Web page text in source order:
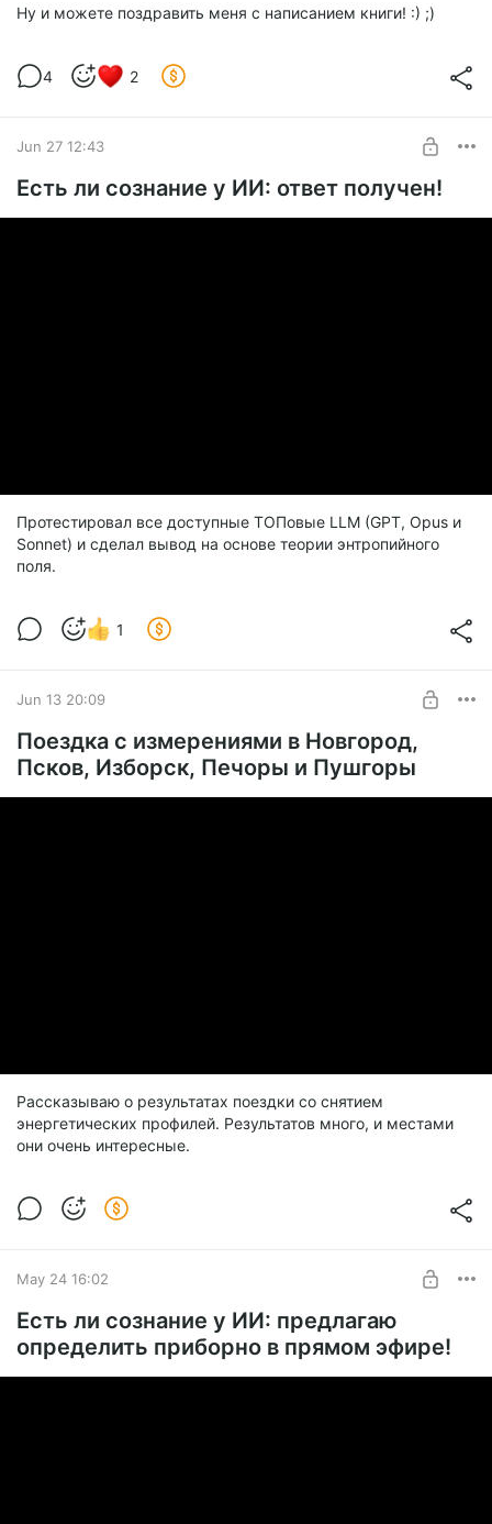
Ну и можете поздравить меня с написанием книги! :) ;)
4 2
Jun 27 12:43
Есть ли сознание у ИИ: ответ получен!
Протестировал все доступные ТОПовые LLM (GPT, Opus и
Sonnet) и сделал вывод на основе теории энтропийного
поля.
1
Jun 13 20:09
Поездка с измерениями в Новгород,
Псков, Изборск, Печоры и Пушгоры
Рассказываю о результатах поездки со снятием
энергетических профилей. Результатов много, и местами
они очень интересные.
May 24 16:02
Есть ли сознание у ИИ: предлагаю
определить приборно в прямом эфире!